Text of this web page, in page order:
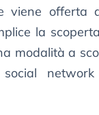
viene offerta
la
modalità a
network